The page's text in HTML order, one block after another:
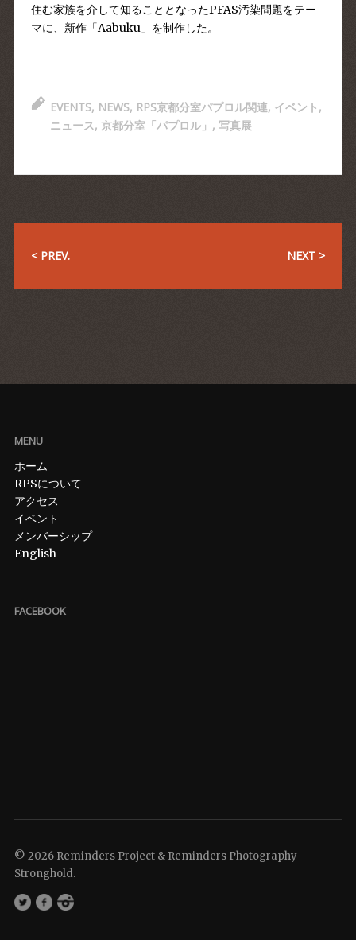
住む家族を介して知ることとなったPFAS汚染問題をテー
マに、新作「Aabuku」を制作した。
EVENTS, NEWS, RPS京都分室パプロル関連, イベント ,
ニュース, 京都分室「パプロル」 , 写真展
< PREV. NEXT >
MENU
ホーム
RPSについて
アクセス
イベント
メンバーシップ
English
FACEBOOK
© 2026 Reminders Project & Reminders Photography
Stronghold.